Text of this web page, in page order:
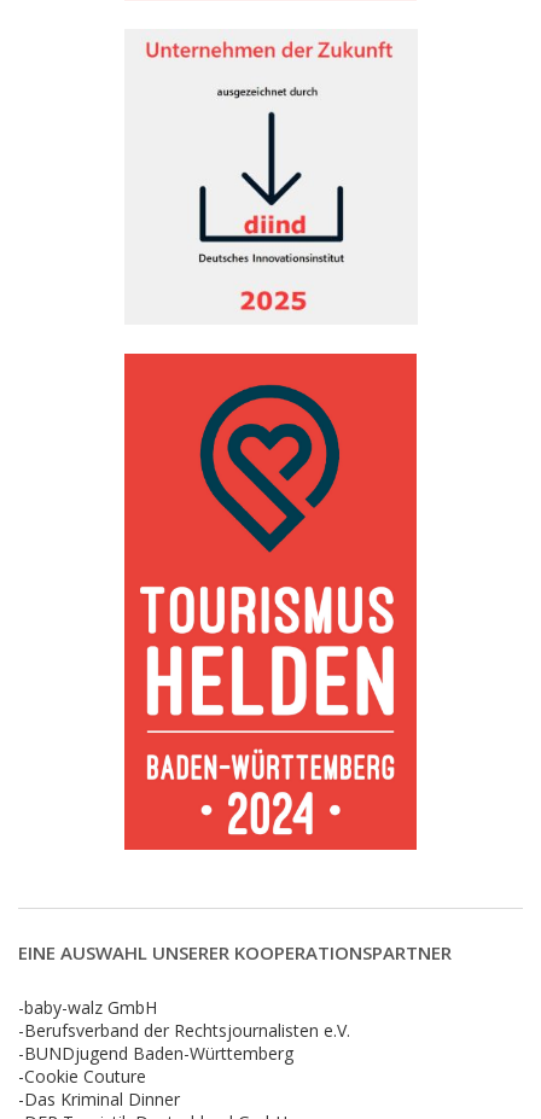
EINE AUSWAHL UNSERER KOOPERATIONSPARTNER
-baby-walz GmbH
-Berufsverband der Rechtsjournalisten e.V.
-BUNDjugend Baden-Württemberg
-Cookie Couture
-Das Kriminal Dinner